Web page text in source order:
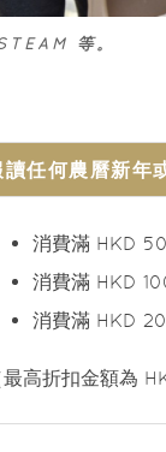
等。
讀任何農曆新年
消費滿 HKD
消費滿 HKD
消費滿 HKD
最高折扣金額為